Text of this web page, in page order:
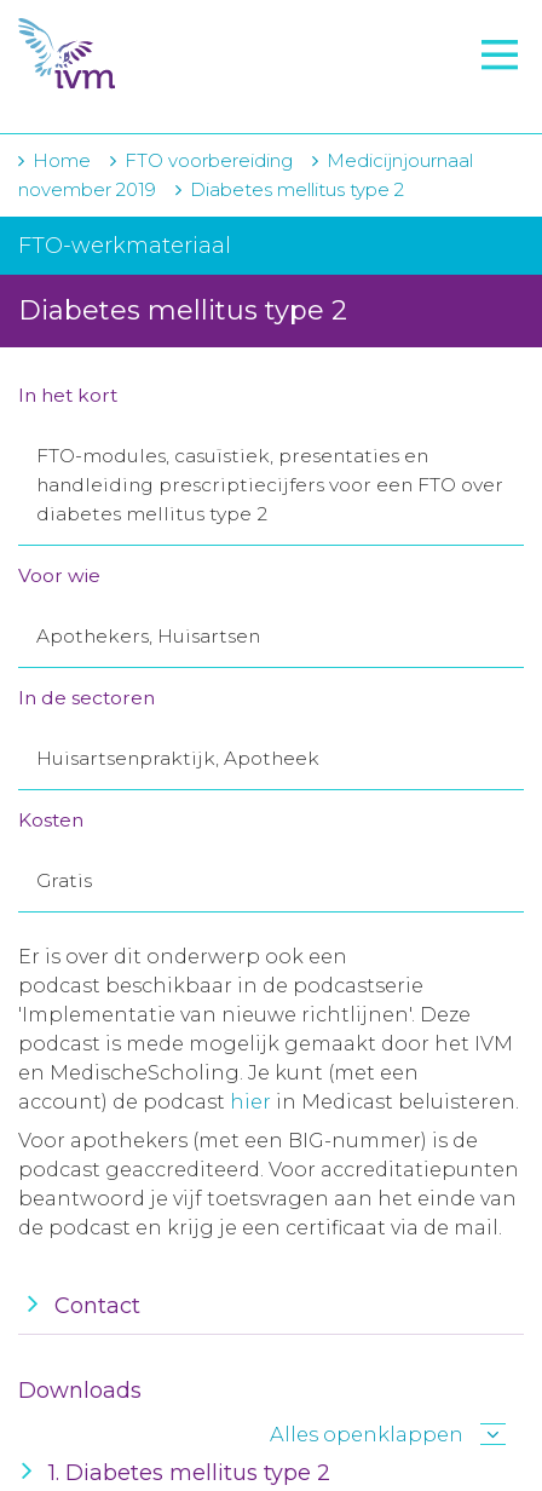
VMI
FTO voorbereiding
IVM-academie
Zorginstellingen
Voorschrijfgedrag
Projecten
Contact
Winkelwagentje
Aanmelden nieuwsbrief
Inloggen
Home FTO voorbereiding
Medicijnjournaal
november 2019
Diabetes mellitus type 2
FTO-werkmateriaal
Diabetes mellitus type 2
In het kort
FTO-modules, casuïstiek, presentaties en
handleiding prescriptiecijfers voor een FTO over
diabetes mellitus type 2
Voor wie
Apothekers, Huisartsen
In de sectoren
Huisartsenpraktijk, Apotheek
Kosten
Gratis
Er is over dit onderwerp ook een
podcast beschikbaar in de podcastserie
'Implementatie van nieuwe richtlijnen'. Deze
podcast is mede mogelijk gemaakt door het IVM
en MedischeScholing. Je kunt (met een
account) de podcast hier in Medicast beluisteren.
Voor apothekers (met een BIG-nummer) is de
podcast geaccrediteerd. Voor accreditatiepunten
beantwoord je vijf toetsvragen aan het einde van
de podcast en krijg je een certificaat via de mail.
Contact
Downloads
Alles openklappen
1. Diabetes mellitus type 2